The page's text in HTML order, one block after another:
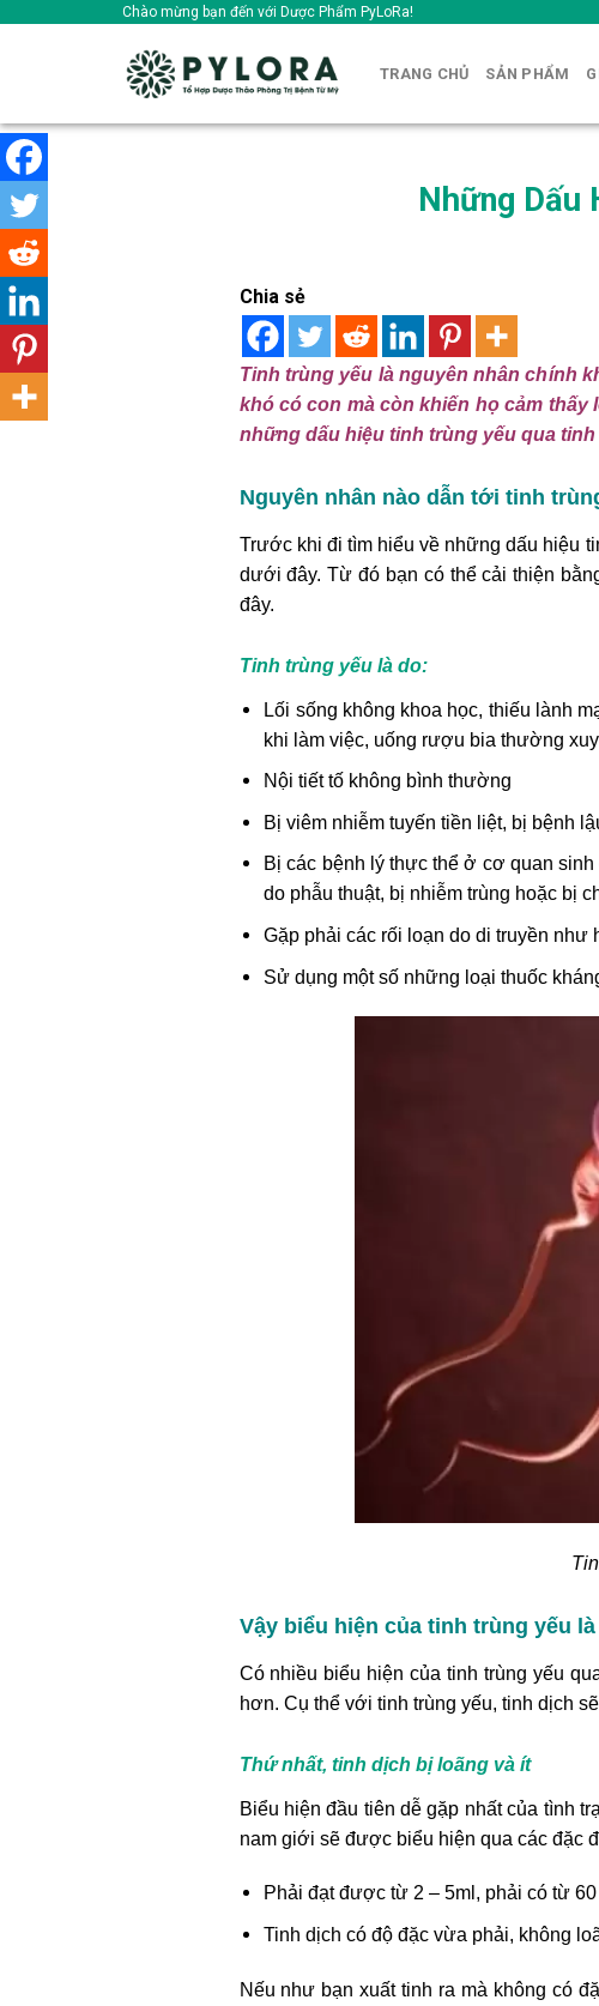
Chào mừng bạn đến với Dược Phẩm PyLoRa!
TRANG CHỦ SẢN PHẨM
Những Dấu
Chia sẻ
Tinh trùng yếu là nguyên nhân chính
khó có con mà còn khiến họ cảm
những dấu hiệu tinh trùng yếu qua
Nguyên nhân nào dẫn tới tinh
Trước khi đi tìm hiểu về những dấu hiệu
dưới đây. Từ đó bạn có thể cải thiện
đây.
Tinh trùng yếu là do:
Lối sống không khoa học, thiếu lành
khi làm việc, uống rượu bia thường
Nội tiết tố không bình thường
Bị viêm nhiễm tuyến tiền liệt, bị bệnh
Bị các bệnh lý thực thể ở cơ quan
do phẫu thuật, bị nhiễm trùng hoặc bị
Gặp phải các rối loạn do di truyền như
Sử dụng một số những loại thuốc
Vậy biểu hiện của tinh trùng yếu
Có nhiều biểu hiện của tinh trùng yếu
hơn. Cụ thể với tinh trùng yếu, tinh dịch
Thứ nhất, tinh dịch bị loãng và ít
Biểu hiện đầu tiên dễ gặp nhất của tình
nam giới sẽ được biểu hiện qua các đặc
Phải đạt được từ 2 – 5ml, phải có từ
Tinh dịch có độ đặc vừa phải, không
Nếu như bạn xuất tinh ra mà không có